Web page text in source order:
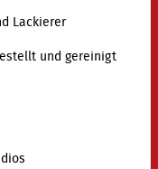
Lackierer
und gereinigt